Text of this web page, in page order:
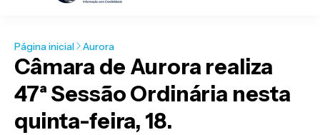
Página inicial Aurora
Câmara de Aurora realiza
47ª Sessão Ordinária nesta
quinta-feira, 18.